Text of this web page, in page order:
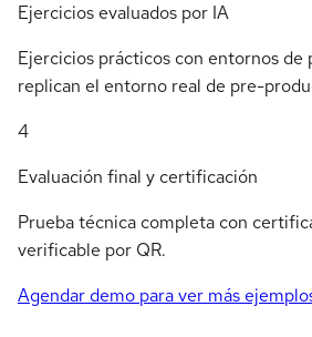
Ejercicios evaluados por IA
Ejercicios prácticos con entornos de
replican el entorno real de pre-
4
Evaluación final y certificación
Prueba técnica completa con
verificable por QR.
Agendar demo para ver más